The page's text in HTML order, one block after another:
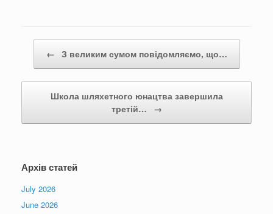
← З великим сумом повідомляємо, що…
Школа шляхетного юнацтва завершила
третій…
→
Архів статей
July 2026
June 2026